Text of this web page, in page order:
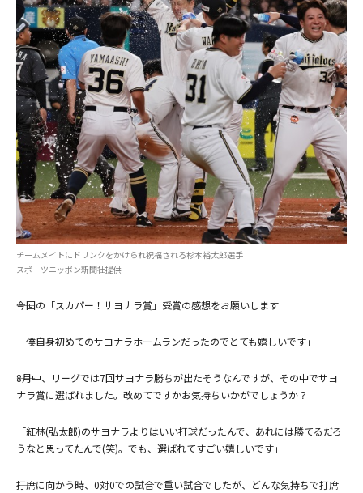
チームメイトにドリンクをかけられ祝福される杉本裕太郎選手
スポーツニッポン新聞社提供
――今回の「スカパー！サヨナラ賞」受賞の感想をお願いします
「僕自身初めてのサヨナラホームランだったのでとても嬉しいです」
――8月中、リーグでは7回サヨナラ勝ちが出たそうなんですが、その中でサヨ
ナラ賞に選ばれました。改めてですかお気持ちいかがでしょうか？
「紅林(弘太郎)のサヨナラよりはいい打球だったんで、あれには勝てるだろ
うなと思ってたんで(笑)。でも、選ばれてすごい嬉しいです」
――打席に向かう時、0対0での試合で重い試合でしたが、どんな気持ちで打席